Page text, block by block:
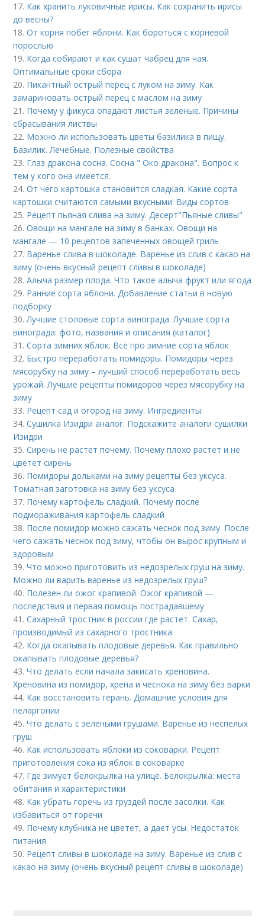
17. Как хранить луковичные ирисы. Как сохранить ирисы
до весны?
18.От корня побег яблони. Как бороться с корневой
порослью
19. Когда собирают и как сушат чабрец для чая.
Оптимальные сроки сбора
20. Пикантный острый перец с луком на зиму. Как
замариновать острый перец с маслом на зиму
21. Почему у фикуса опадают листья зеленые. Причины
сбрасывания листвы
22. Можно ли использовать цветы базилика в пищу.
Базилик. Лечебные. Полезные свойства
23. Глаз дракона сосна. Сосна " Око дракона". Вопрос к
тем у кого она имеется.
24.От чего картошка становится сладкая. Какие сорта
картошки считаются самыми вкусными: Виды сортов
25. Рецепт пьяная слива на зиму. Десерт"Пьяные сливы"
26.Овощи на мангале на зиму в банках. Овощи на
мангале — 10 рецептов запеченных овощей гриль
27. Варенье слива в шоколаде. Варенье из слив с какао на
зиму (очень вкусный рецепт сливы в шоколаде)
28.Алыча размер плода. Что такое алыча фрукт или ягода
29. Ранние сорта яблони. Добавление статьи в новую
подборку
30.Лучшие столовые сорта винограда. Лучшие сорта
винограда: фото, названия и описания (каталог)
31.Сорта зимних яблок. Всё про зимние сорта яблок
32. Быстро переработать помидоры. Помидоры через
мясорубку на зиму – лучший способ переработать весь
урожай. Лучшие рецепты помидоров через мясорубку на
зиму
33. Рецепт сад и огород на зиму. Ингредиенты:
34.Сушилка Изидри аналог. Подскажите аналоги сушилки
Изидри
35.Сирень не растет почему. Почему плохо растет и не
цветет сирень
36. Помидоры дольками на зиму рецепты без уксуса.
Томатная заготовка на зиму без уксуса
37. Почему картофель сладкий. Почему после
подмораживания картофель сладкий
38. После помидор можно сажать чеснок под зиму. После
чего сажать чеснок под зиму, чтобы он вырос крупным и
здоровым
39.Что можно приготовить из недозрелых груш на зиму.
Можно ли варить варенье из недозрелых груш?
40. Полезен ли ожог крапивой. Ожог крапивой —
последствия и первая помощь пострадавшему
41.Сахарный тростник в россии где растет. Сахар,
производимый из сахарного тростника
42. Когда окапывать плодовые деревья. Как правильно
окапывать плодовые деревья?
43.Что делать если начала закисать хреновина.
Хреновина из помидор, хрена и чеснока на зиму без варки
44. Как восстановить герань. Домашние условия для
пеларгонии
45.Что делать с зелеными грушами. Варенье из неспелых
груш
46. Как использовать яблоки из соковарки. Рецепт
приготовления сока из яблок в соковарке
47. Где зимует белокрылка на улице. Белокрылка: места
обитания и характеристики
48. Как убрать горечь из груздей после засолки. Как
избавиться от горечи
49. Почему клубника не цветет, а дает усы. Недостаток
питания
50. Рецепт сливы в шоколаде на зиму. Варенье из слив с
какао на зиму (очень вкусный рецепт сливы в шоколаде)